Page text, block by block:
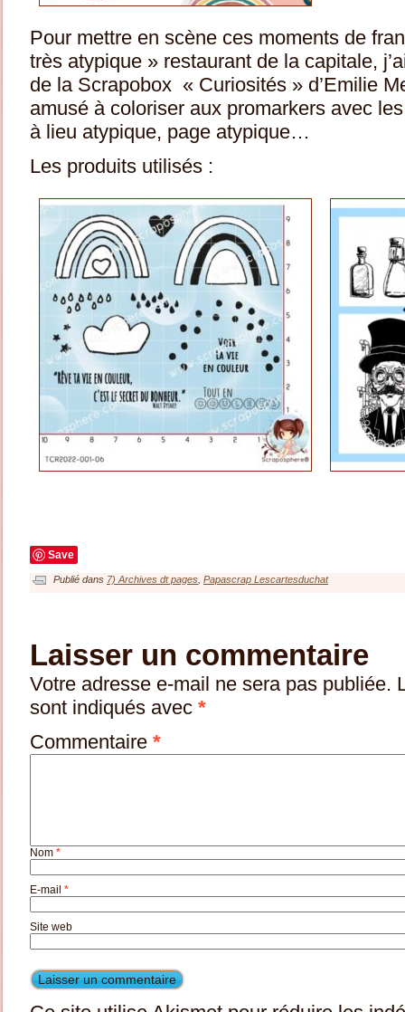
Pour mettre en scène ces moments de
très atypique » restaurant de la capitale,
de la Scrapobox « Curiosités » d’Emilie
amusé à coloriser aux promarkers avec
à lieu atypique, page atypique…
Les produits utilisés :
Save
Publié dans 7) Archives dt pages Papascrap Lescartesduchat
Laisser un commentaire
Votre adresse e-mail ne sera pas publiée.
sont indiqués avec *
Commentaire *
Nom *
E-mail *
Site web